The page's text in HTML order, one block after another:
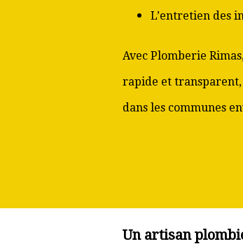
L’entretien des
Avec Plomberie
rapide et transparent,
dans les communes
Un artisan